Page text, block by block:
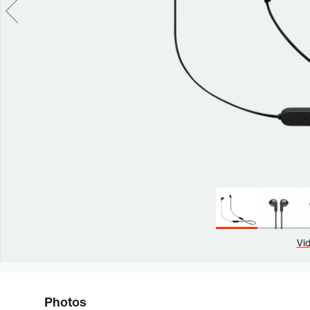
Photos